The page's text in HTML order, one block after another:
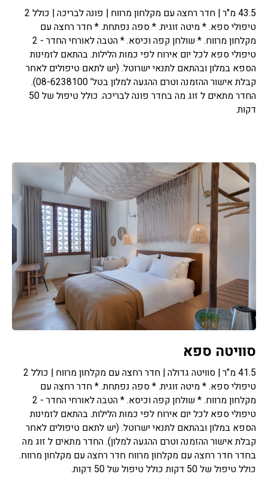
43.5 מ"ר | חדר רחצה עם מקלחון מרווח | פונה לבריכה | כולל 2
טיפולי ספא. * מיטה זוגית. * ספה נפתחת. * חדר רחצה עם
מקלחון מרווח. * שולחן קפה וכיסא. * הטבה לאורחי החדר - 2
טיפולי ספא לכל יום אירוח לפי כמות הלילות. בהתאם לזמינות
הספא במלון ובהתאם לתנאי ישרוטל. (יש לתאם טיפולים לאחר
קבלת אישור ההזמנה וטרם ההגעה למלון בטל' 08-6238100).
החדר מתאים ל זוג מה בחדר פונה לבריכה. כולל טיפול של 50
דקות.
סוויטה ספא
41.5 מ"ר | סוויטה גדולה | חדר רחצה עם מקלחון מרווח | כולל 2
טיפולי ספא. * מיטה זוגית. * ספה נפתחת. * חדר רחצה עם
מקלחון מרווח. * שולחן קפה וכיסא. * הטבה לאורחי החדר - 2
טיפולי ספא לכל יום אירוח לפי כמות הלילות. בהתאם לזמינות
הספא במלון ובהתאם לתנאי ישרוטל. (יש לתאם טיפולים לאחר
קבלת אישור ההזמנה וטרם ההגעה למלון). החדר מתאים ל זוג מה
בחדר חדר רחצה עם מקלחון מרווח חדר רחצה עם מקלחון מרווח.
כולל טיפול של 50 דקות כולל טיפול של 50 דקות.